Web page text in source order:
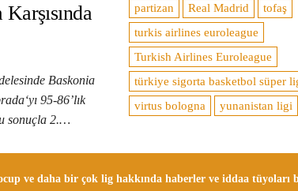
Baskonia
95-86’lık
sonuçla 2.…
partizan
Real Madrid
tofaş
turkis airlines euroleague
Turkish Airlines Euroleague
türkiye sigorta basketbol süper
virtus bologna
yunanistan ligi
ve daha bir çok lig hakkında haberler ve iddaa tüyoları